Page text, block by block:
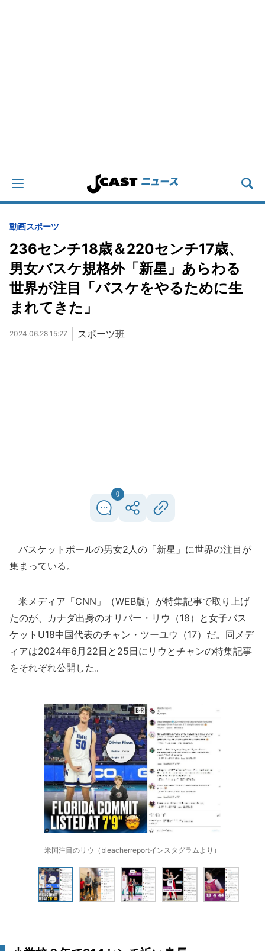
動画スポーツ
236センチ18歳＆220センチ17歳、
男女バスケ規格外「新星」あらわる
世界が注目「バスケをやるために生
まれてきた」
2024.06.28 15:27 スポーツ班
0
バスケットボールの男女2人の「新星」に世界の注目が
集まっている。
米メディア「CNN」（WEB版）が特集記事で取り上げ
たのが、カナダ出身のオリバー・リウ（18）と女子バス
ケットU18中国代表のチャン・ツーユウ（17）だ。同メデ
ィアは2024年6月22日と25日にリウとチャンの特集記事
をそれぞれ公開した。
米国注目のリウ（bleacherreportインスタグラムより）